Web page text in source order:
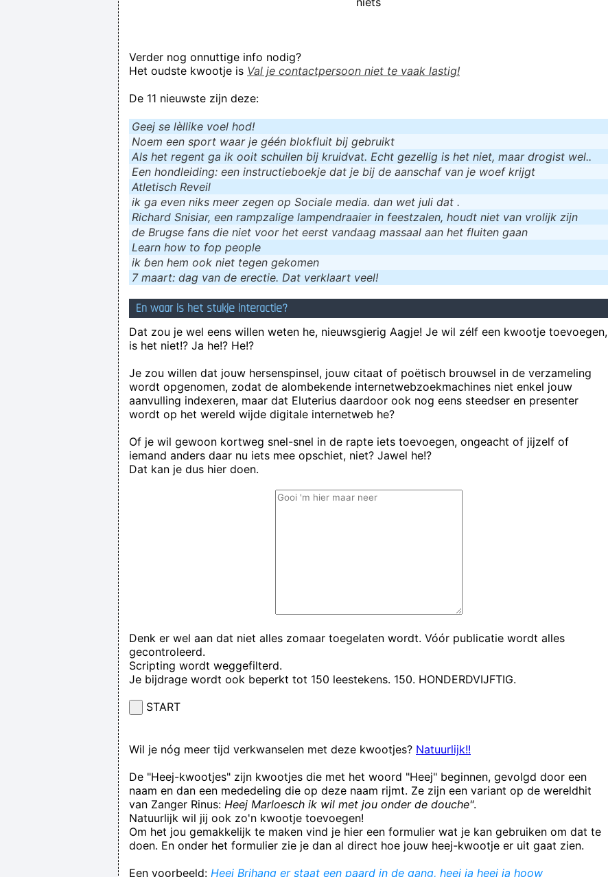
Verder nog onnuttige info nodig?
Het oudste kwootje is Val je contactpersoon niet te vaak lastig!
De 11 nieuwste zijn deze:
Geej se lèllike voel hod!
Noem een sport waar je géén blokfluit bij gebruikt
Als het regent ga ik ooit schuilen bij kruidvat. Echt gezellig is het niet, maar drogist wel..
Een hondleiding: een instructieboekje dat je bij de aanschaf van je woef krijgt
Atletisch Reveil
ik ga even niks meer zegen op Sociale media. dan wet juli dat .
Richard Snisiar, een rampzalige lampendraaier in feestzalen, houdt niet van vrolijk zijn
de Brugse fans die niet voor het eerst vandaag massaal aan het fluiten gaan
Learn how to fop people
ik ɓen hem ook niet tegen gekomen
7 maart: dag van de erectie. Dat verklaart veel!
En waar is het stukje interactie?
Dat zou je wel eens willen weten he, nieuwsgierig Aagje! Je wil zélf een kwootje toevoegen,
is het niet!? Ja he!? He!?
Je zou willen dat jouw hersenspinsel, jouw citaat of poëtisch brouwsel in de verzameling
wordt opgenomen, zodat de alombekende internetwebzoekmachines niet enkel jouw
aanvulling indexeren, maar dat Eluterius daardoor ook nog eens steedser en presenter
wordt op het wereld wijde digitale internetweb he?
Of je wil gewoon kortweg snel-snel in de rapte iets toevoegen, ongeacht of jijzelf of
iemand anders daar nu iets mee opschiet, niet? Jawel he!?
Dat kan je dus hier doen.
Denk er wel aan dat niet alles zomaar toegelaten wordt. Vóór publicatie wordt alles
gecontroleerd.
Scripting wordt weggefilterd.
Je bijdrage wordt ook beperkt tot 150 leestekens. 150. HONDERDVIJFTIG.
START
Wil je nóg meer tijd verkwanselen met deze kwootjes? Natuurlijk!!
De "Heej-kwootjes" zijn kwootjes die met het woord "Heej" beginnen, gevolgd door een
naam en dan een mededeling die op deze naam rijmt. Ze zijn een variant op de wereldhit
van Zanger Rinus: Heej Marloesch ik wil met jou onder de douche".
Natuurlijk wil jij ook zo'n kwootje toevoegen!
Om het jou gemakkelijk te maken vind je hier een formulier wat je kan gebruiken om dat te
doen. En onder het formulier zie je dan al direct hoe jouw heej-kwootje er uit gaat zien.
Een voorbeeld: Heej Brihang er staat een paard in de gang, heej ja heej ja hoow